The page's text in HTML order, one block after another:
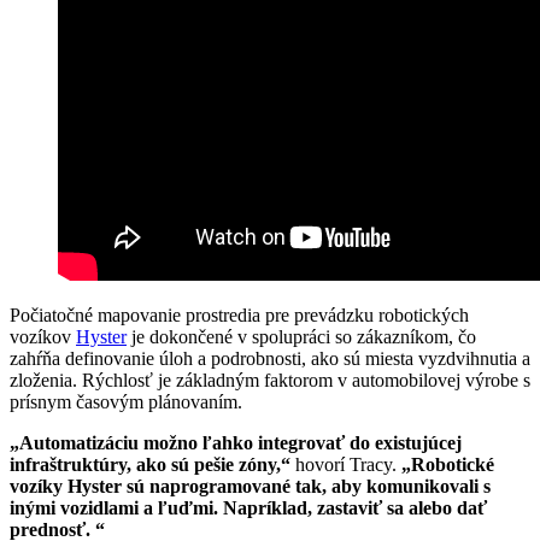
Počiatočné mapovanie prostredia pre prevádzku robotických
vozíkov Hysterje dokončené v spolupráci so zákazníkom, čo
zahŕňa definovanie úloh a podrobnosti, ako sú miesta vyzdvihnutia a
zloženia. Rýchlosť je základným faktorom v automobilovej výrobe s
prísnym časovým plánovaním.
„Automatizáciu možno ľahko integrovať do existujúcej
infraštruktúry, ako sú pešie zóny,“ hovorí Tracy. „Robotické
vozíky Hyster sú naprogramované tak, aby komunikovali s
inými vozidlami a ľuďmi. Napríklad, zastaviť sa alebo dať
prednosť. “